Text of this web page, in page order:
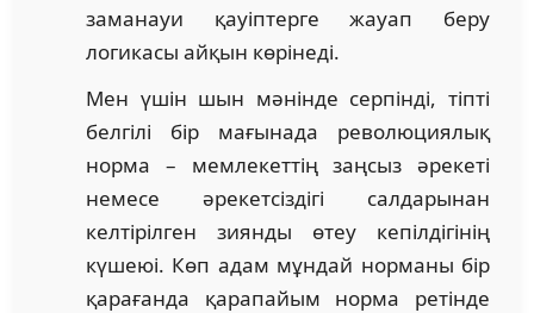
заманауи қауіптерге жауап беру
логикасы айқын көрінеді.
Мен үшін шын мәнінде серпінді, тіпті
белгілі бір мағынада революциялық
норма – мемлекеттің заңсыз әрекеті
немесе әрекетсіздігі салдарынан
келтірілген зиянды өтеу кепілдігінің
күшеюі. Көп адам мұндай норманы бір
қарағанда қарапайым норма ретінде